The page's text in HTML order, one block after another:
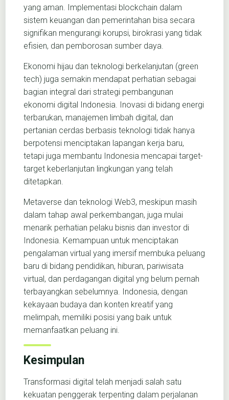
yang aman. Implementasi blockchain dalam
sistem keuangan dan pemerintahan bisa secara
signifikan mengurangi korupsi, birokrasi yang tidak
efisien, dan pemborosan sumber daya.
Ekonomi hijau dan teknologi berkelanjutan (green
tech) juga semakin mendapat perhatian sebagai
bagian integral dari strategi pembangunan
ekonomi digital Indonesia. Inovasi di bidang energi
terbarukan, manajemen limbah digital, dan
pertanian cerdas berbasis teknologi tidak hanya
berpotensi menciptakan lapangan kerja baru,
tetapi juga membantu Indonesia mencapai target-
target keberlanjutan lingkungan yang telah
ditetapkan.
Metaverse dan teknologi Web3, meskipun masih
dalam tahap awal perkembangan, juga mulai
menarik perhatian pelaku bisnis dan investor di
Indonesia. Kemampuan untuk menciptakan
pengalaman virtual yang imersif membuka peluang
baru di bidang pendidikan, hiburan, pariwisata
virtual, dan perdagangan digital yng belum pernah
terbayangkan sebelumnya. Indonesia, dengan
kekayaan budaya dan konten kreatif yang
melimpah, memiliki posisi yang baik untuk
memanfaatkan peluang ini.
Kesimpulan
Transformasi digital telah menjadi salah satu
kekuatan penggerak terpenting dalam perjalanan